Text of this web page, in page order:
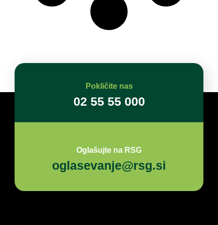
Pokličite nas
02 55 55 000
Oglašujte na RSG
oglasevanje@rsg.si